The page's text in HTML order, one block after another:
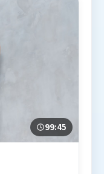
99:45